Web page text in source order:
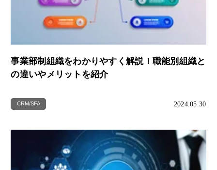
事業部制組織をわかりやすく解説！職能別組織と
の違いやメリットを紹介
CRM/SFA 2024.05.30